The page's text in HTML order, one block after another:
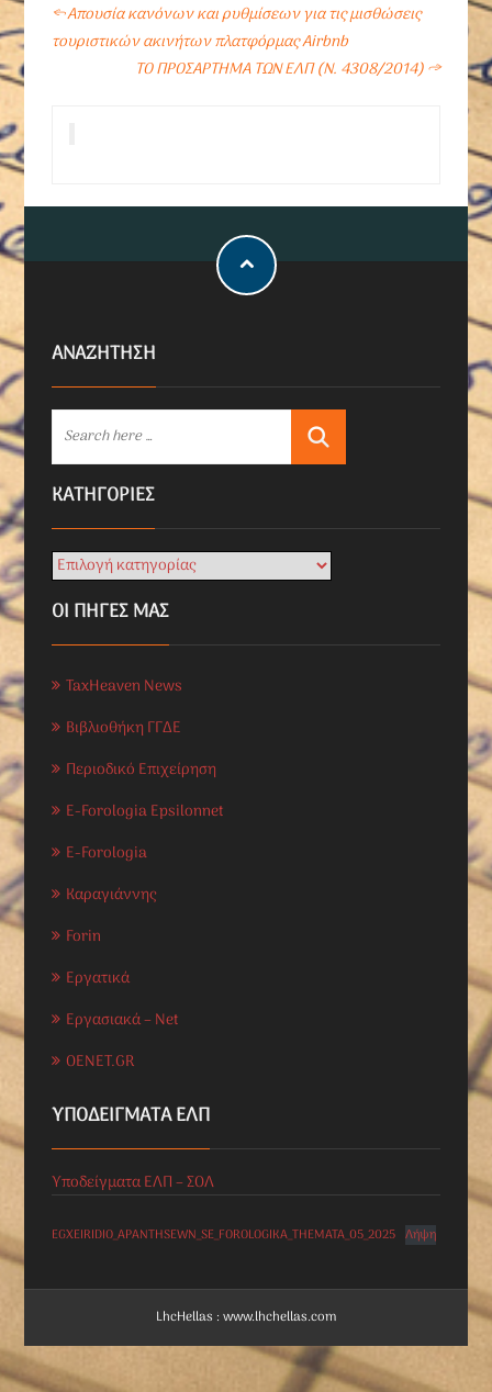
←Απουσία κανόνων και ρυθμίσεων για τις μισθώσεις
τουριστικών ακινήτων πλατφόρμας Airbnb
ΤΟ ΠΡΟΣΑΡΤΗΜΑ ΤΩΝ ΕΛΠ (Ν. 4308/2014)→
ΑΝΑΖΗΤΗΣΗ
KΑΤΗΓΟΡΊΕΣ
ΟΙ ΠΗΓΕΣ ΜΑΣ
TaxHeaven News
Βιβλιοθήκη ΓΓΔΕ
Περιοδικό Επιχείρηση
E-Forologia Epsilonnet
E-Forologia
Καραγιάννης
Forin
Εργατικά
Εργασιακά – Net
OENET.GR
ΥΠΟΔΕΊΓΜΑΤΑ ΕΛΠ
Υποδείγματα ΕΛΠ – ΣΟΛ
EGXEIRIDIO_APANTHSEWN_SE_FOROLOGIKA_THEMATA_05_2025 Λήψη
LhcHellas : www.lhchellas.com